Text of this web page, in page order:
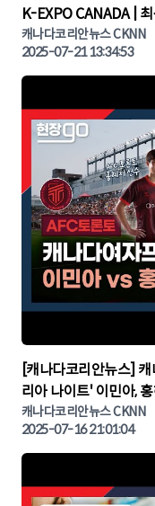
K-EXPO CANADA | 최
나다뉴스 | 토론토뉴스
캐나다코리안뉴스 CKNN
2025-07-21 13:34:53
▶
[캐나다코리안뉴스]
리아 나이트' 이민아,
KOREA NIGHT | 캐나
캐나다코리안뉴스 CKNN
2025-07-16 21:01:04